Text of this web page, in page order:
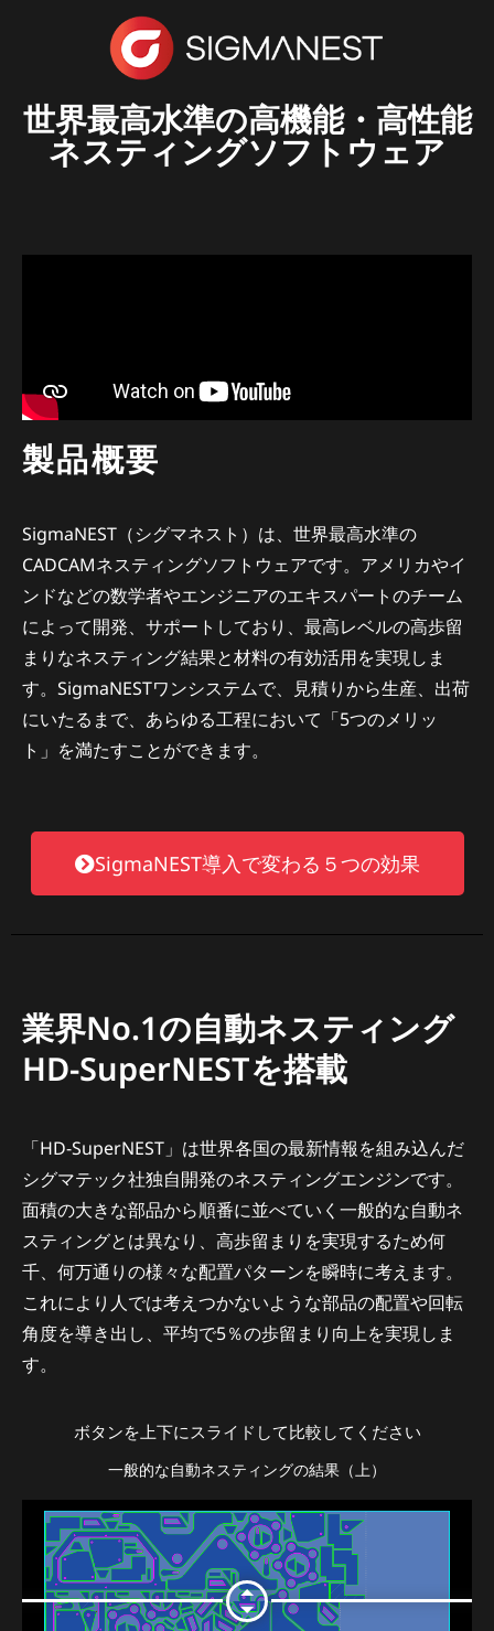
世界最高水準の高機能・高性能
ネスティングソフトウェア
製品概要
SigmaNEST（シグマネスト）は、世界最高水準の
CADCAMネスティングソフトウェアです。アメリカやイ
ンドなどの数学者やエンジニアのエキスパートのチーム
によって開発、サポートしており、最高レベルの高歩留
まりなネスティング結果と材料の有効活用を実現しま
す。SigmaNESTワンシステムで、見積りから生産、出荷
にいたるまで、あらゆる工程において「5つのメリッ
ト」を満たすことができます。
SigmaNEST導入で変わる５つの効果
業界No.1の自動ネスティング
HD-SuperNESTを搭載
「HD-SuperNEST」は世界各国の最新情報を組み込んだ
シグマテック社独自開発のネスティングエンジンです。
面積の大きな部品から順番に並べていく一般的な自動ネ
スティングとは異なり、高歩留まりを実現するため何
千、何万通りの様々な配置パターンを瞬時に考えます。
これにより人では考えつかないような部品の配置や回転
角度を導き出し、平均で5％の歩留まり向上を実現しま
す。
ボタンを上下にスライドして比較してください
一般的な自動ネスティングの結果（上）